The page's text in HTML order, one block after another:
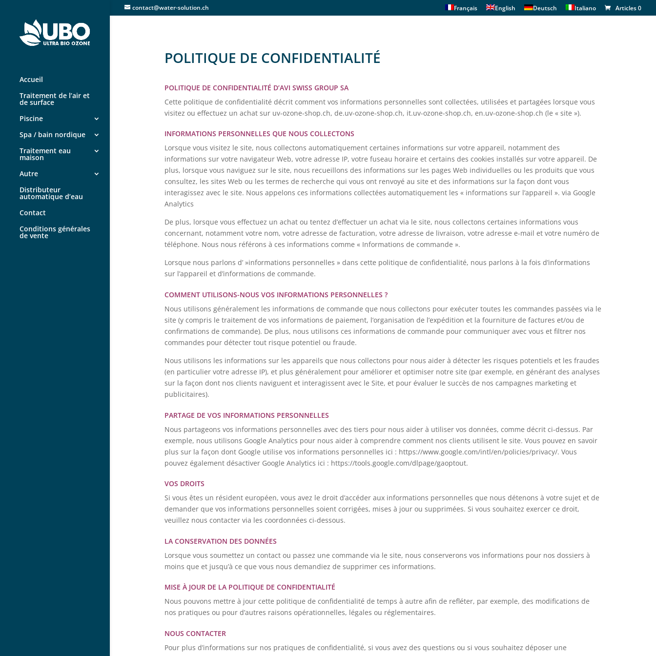
contact@water-solution.ch Français English Deutsch Italiano Articles 0
Accueil
Traitement de l’air et
de surface
Piscine
Spa / bain nordique
Traitement eau
maison
Autre
Distributeur
automatique d’eau
Contact
Conditions générales
de vente
POLITIQUE DE CONFIDENTIALITÉ
POLITIQUE DE CONFIDENTIALITÉ D’AVI SWISS GROUP SA
Cette politique de confidentialité décrit comment vos informations personnelles sont collectées, utilisées et partagées lorsque vous
visitez ou effectuez un achat sur uv-ozone-shop.ch, de.uv-ozone-shop.ch, it.uv-ozone-shop.ch, en.uv-ozone-shop.ch (le « site »).
INFORMATIONS PERSONNELLES QUE NOUS COLLECTONS
Lorsque vous visitez le site, nous collectons automatiquement certaines informations sur votre appareil, notamment des
informations sur votre navigateur Web, votre adresse IP, votre fuseau horaire et certains des cookies installés sur votre appareil. De
plus, lorsque vous naviguez sur le site, nous recueillons des informations sur les pages Web individuelles ou les produits que vous
consultez, les sites Web ou les termes de recherche qui vous ont renvoyé au site et des informations sur la façon dont vous
interagissez avec le site. Nous appelons ces informations collectées automatiquement les « informations sur l’appareil ». via Google
Analytics
De plus, lorsque vous effectuez un achat ou tentez d’effectuer un achat via le site, nous collectons certaines informations vous
concernant, notamment votre nom, votre adresse de facturation, votre adresse de livraison, votre adresse e-mail et votre numéro de
téléphone. Nous nous référons à ces informations comme « Informations de commande ».
Lorsque nous parlons d’ »informations personnelles » dans cette politique de confidentialité, nous parlons à la fois d’informations
sur l’appareil et d’informations de commande.
COMMENT UTILISONS-NOUS VOS INFORMATIONS PERSONNELLES ?
Nous utilisons généralement les informations de commande que nous collectons pour exécuter toutes les commandes passées via le
site (y compris le traitement de vos informations de paiement, l’organisation de l’expédition et la fourniture de factures et/ou de
confirmations de commande). De plus, nous utilisons ces informations de commande pour communiquer avec vous et filtrer nos
commandes pour détecter tout risque potentiel ou fraude.
Nous utilisons les informations sur les appareils que nous collectons pour nous aider à détecter les risques potentiels et les fraudes
(en particulier votre adresse IP), et plus généralement pour améliorer et optimiser notre site (par exemple, en générant des analyses
sur la façon dont nos clients naviguent et interagissent avec le Site, et pour évaluer le succès de nos campagnes marketing et
publicitaires).
PARTAGE DE VOS INFORMATIONS PERSONNELLES
Nous partageons vos informations personnelles avec des tiers pour nous aider à utiliser vos données, comme décrit ci-dessus. Par
exemple, nous utilisons Google Analytics pour nous aider à comprendre comment nos clients utilisent le site. Vous pouvez en savoir
plus sur la façon dont Google utilise vos informations personnelles ici : https://www.google.com/intl/en/policies/privacy/. Vous
pouvez également désactiver Google Analytics ici : https://tools.google.com/dlpage/gaoptout.
VOS DROITS
Si vous êtes un résident européen, vous avez le droit d’accéder aux informations personnelles que nous détenons à votre sujet et de
demander que vos informations personnelles soient corrigées, mises à jour ou supprimées. Si vous souhaitez exercer ce droit,
veuillez nous contacter via les coordonnées ci-dessous.
LA CONSERVATION DES DONNÉES
Lorsque vous soumettez un contact ou passez une commande via le site, nous conserverons vos informations pour nos dossiers à
moins que et jusqu’à ce que vous nous demandiez de supprimer ces informations.
MISE À JOUR DE LA POLITIQUE DE CONFIDENTIALITÉ
Nous pouvons mettre à jour cette politique de confidentialité de temps à autre afin de refléter, par exemple, des modifications de
nos pratiques ou pour d’autres raisons opérationnelles, légales ou réglementaires.
NOUS CONTACTER
Pour plus d’informations sur nos pratiques de confidentialité, si vous avez des questions ou si vous souhaitez déposer une